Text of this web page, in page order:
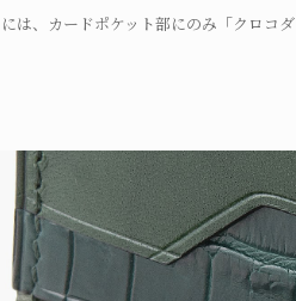
には、カードポケット部にのみ「クロコ